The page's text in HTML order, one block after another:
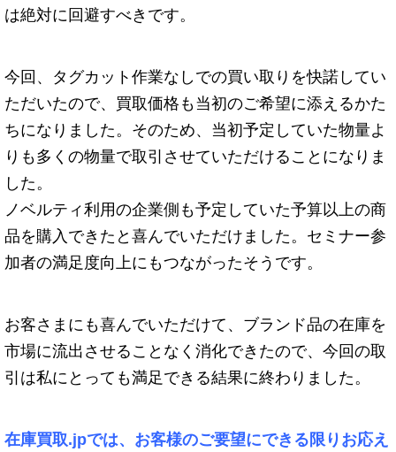
は絶対に回避すべきです。
今回、タグカット作業なしでの買い取りを快諾してい
ただいたので、買取価格も当初のご希望に添えるかた
ちになりました。そのため、当初予定していた物量よ
りも多くの物量で取引させていただけることになりま
した。
ノベルティ利用の企業側も予定していた予算以上の商
品を購入できたと喜んでいただけました。セミナー参
加者の満足度向上にもつながったそうです。
お客さまにも喜んでいただけて、ブランド品の在庫を
市場に流出させることなく消化できたので、今回の取
引は私にとっても満足できる結果に終わりました。
在庫買取.jpでは、お客様のご要望にできる限りお応え